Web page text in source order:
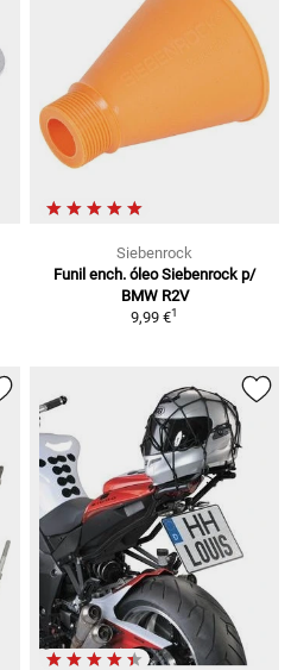
Siebenrock
Funil ench. óleo Siebenrock p/
BMW R2V
9,99 €1